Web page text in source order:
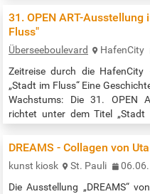
der ehemaligen KZ-Häftlinge
persönlichen Gegenstände
gefunden werden. Viele…
31. OPEN ART-
Fluss"
Überseeboulevard HafenCity
Zeitreise durch die HafenCity
„Stadt im Fluss“ Eine
Wachstums: Die 31. OPEN
richtet unter dem Titel „Stadt
großformatige, vielfach
vom Hafen- und
zwischen Fleeten,…
DREAMS - Collagen von
kunst kiosk St. Pauli
Die Ausstellung „DREAMS“